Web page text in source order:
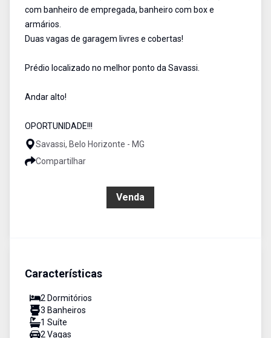
com banheiro de empregada, banheiro com box e
armários.
Duas vagas de garagem livres e cobertas!
Prédio localizado no melhor ponto da Savassi.
Andar alto!
OPORTUNIDADE!!!
Savassi, Belo Horizonte - MG
Compartilhar
Venda
Características
2 Dormitórios
3 Banheiros
1 Suíte
2 Vagas